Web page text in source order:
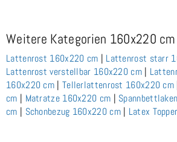
Weitere Kategorien 160x220 cm
Lattenrost 160x220 cm | Lattenrost starr
Lattenrost verstellbar 160x220 cm|
160x220 cm | Tellerlattenrost 160x220 cm
cm | Matratze 160x220 cm |
cm | Schonbezug 160x220 cm| Latex